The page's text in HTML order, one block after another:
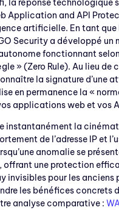
la réponse technologique
Application and API
artificielle. En tant que
Security a développé un
fonctionnant
» (Zero Rule). Au lieu de
la signature d’une
en permanence la «
applications web et vos
instantanément la
de l’adresse IP et
anomalie se
offrant une protection
invisibles pour les anciens
les bénéfices concrets
analyse comparative :